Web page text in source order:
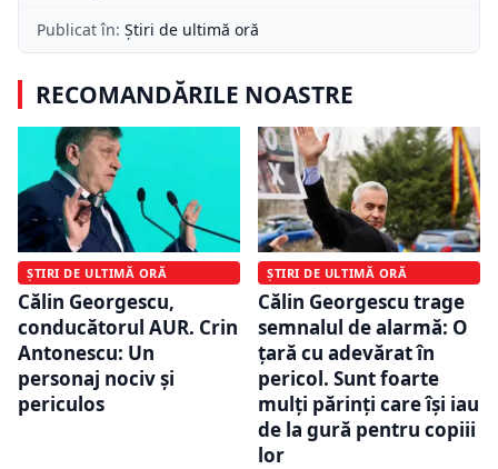
Publicat în: Știri de ultimă oră
RECOMANDĂRILE NOASTRE
ȘTIRI DE ULTIMĂ ORĂ
Călin Georgescu,
conducătorul AUR. Crin
Antonescu: Un
personaj nociv şi
periculos
ȘTIRI DE ULTIMĂ ORĂ
Călin Georgescu trage
semnalul de alarmă: O
țară cu adevărat în
pericol. Sunt foarte
mulți părinți care își iau
de la gură pentru copiii
lor